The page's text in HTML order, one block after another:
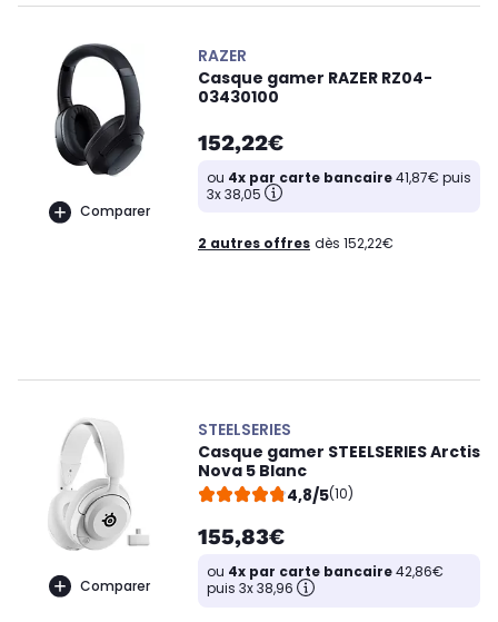
Comparer
RAZER
Casque gamer RAZER RZ04-
03430100
152,22€
ou 4x par carte bancaire41,87€ puis
3x 38,05
2 autres offres dès 152,22€
Comparer
STEELSERIES
Casque gamer STEELSERIES Arctis
Nova 5 Blanc
4,8/5(10)
155,83€
ou 4x par carte bancaire42,86€
puis 3x 38,96